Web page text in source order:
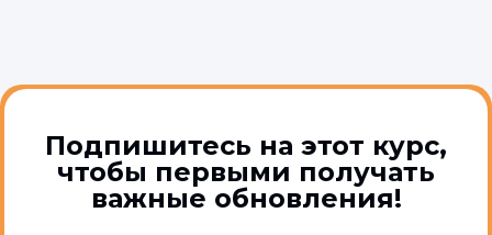
Подпишитесь на этот курс,
чтобы первыми получать
важные обновления!